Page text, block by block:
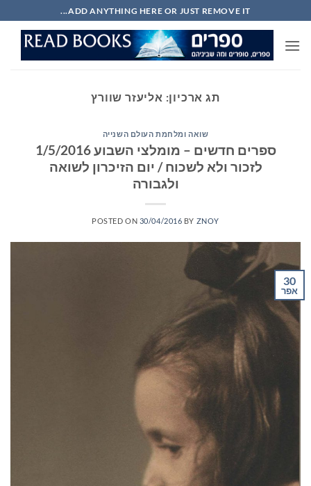
to
content
ADD ANYTHING HERE OR JUST REMOVE IT...
תג ארכיון: אליעזר שוורץ
שואה ומלחמת העולם השנייה
ספרים חדשים – מומלצי השבוע 1/5/2016
לזכור ולא לשכוח / יום הזיכרון לשואה
ולגבורה
POSTED ON 30/04/2016 BY ZNOY
30
אפר